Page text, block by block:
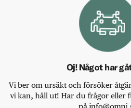
Oj! Något har
Vi ber om ursäkt och försöker
vi kan, håll ut! Har du frågor eller